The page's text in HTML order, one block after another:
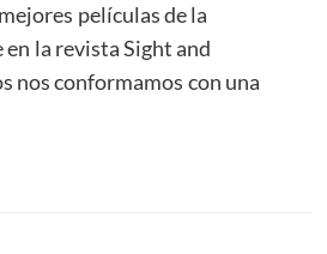
películas de la
la revista Sight and
nos conformamos con una